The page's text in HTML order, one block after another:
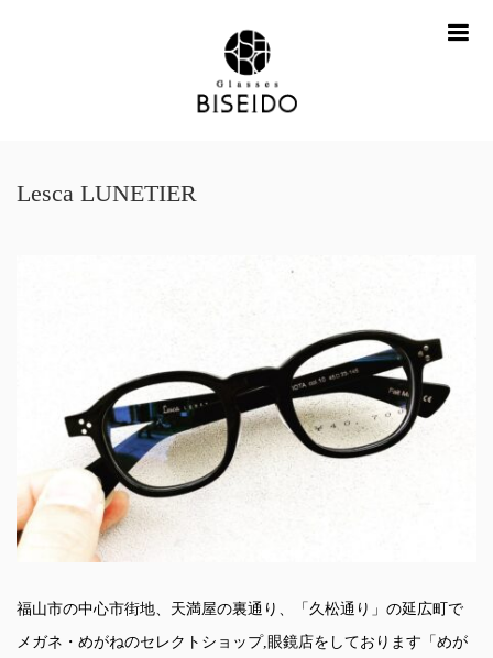
Lesca LUNETIER
福山市の中心市街地、天満屋の裏通り、「久松通り」の延広町で
メガネ・めがねのセレクトショップ,眼鏡店をしております「めが